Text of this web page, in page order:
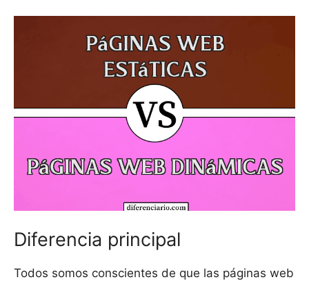
Diferencia principal
Todos somos conscientes de que las páginas web